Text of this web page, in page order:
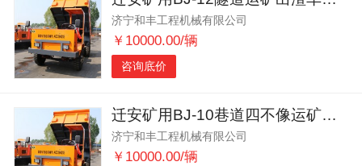
济宁和丰工程机械有限公司
￥10000.00/辆
咨询底价
迁安矿用BJ-10巷道四不像运矿出渣车大马力
济宁和丰工程机械有限公司
￥10000.00/辆